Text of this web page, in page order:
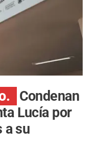
Condenan
Lucía por
a su